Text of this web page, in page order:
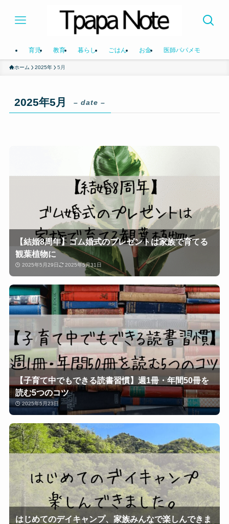
育児 教育 暮らし ごはん お金 医師パパメモ
ホーム 2025年 5月
2025年5月 – date –
【結婚8周年】ゴム婚式のプレゼントは家族で育てる
観葉植物に
2025年5月29日 2025年5月31日
【子育て中でもできる読書習慣】週1冊・年間50冊を
読む5つのコツ
2025年5月23日
はじめてのデイキャンプ、家族みんなで楽しんできま